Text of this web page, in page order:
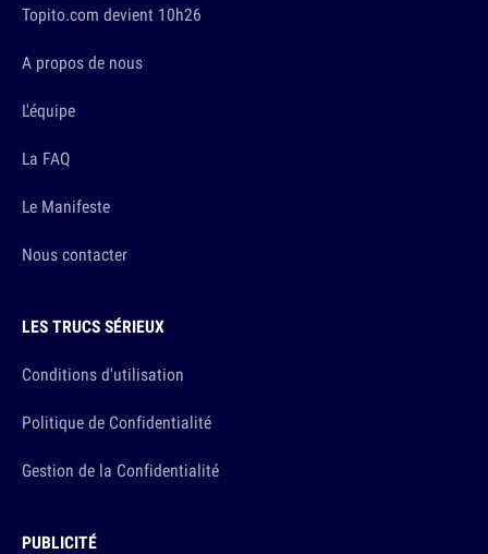
Topito.com devient 10h26
A propos de nous
L'équipe
La FAQ
Le Manifeste
Nous contacter
LES TRUCS SÉRIEUX
Conditions d'utilisation
Politique de Confidentialité
Gestion de la Confidentialité
PUBLICITÉ